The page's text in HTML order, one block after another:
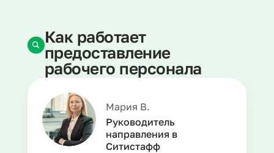
Мария В.
Руководитель
направления в
Ситистафф
Как работает
предоставление
рабочего персонала